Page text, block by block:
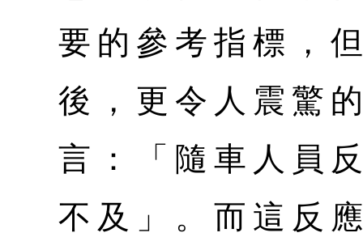
要的參考指標，
後，更令人震驚
言：「隨車人員
不及」。而這反